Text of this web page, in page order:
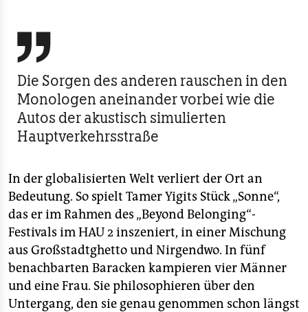
verlag
verlag
veranstaltungen
shop
fragen & hilfe
unterstützen
abo
genossenschaft
epaper login

Die Sorgen des anderen rauschen in den
Monologen aneinander vorbei wie die
Autos der akustisch simulierten
Hauptverkehrsstraße
In der globalisierten Welt verliert der Ort an
Bedeutung. So spielt Tamer Yigits Stück „Sonne“,
das er im Rahmen des „Beyond Belonging“-
Festivals im HAU 2 inszeniert, in einer Mischung
aus Großstadtghetto und Nirgendwo. In fünf
benachbarten Baracken kampieren vier Männer
und eine Frau. Sie philosophieren über den
Untergang, den sie genau genommen schon längst